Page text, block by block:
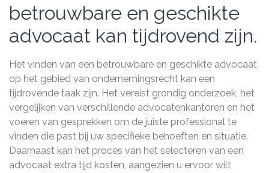
betrouwbare en geschikte
advocaat kan tijdrovend zijn.
Het vinden van een betrouwbare en geschikte advocaat
op het gebied van ondernemingsrecht kan een
tijdrovende taak zijn. Het vereist grondig onderzoek, het
vergelijken van verschillende advocatenkantoren en het
voeren van gesprekken om de juiste professional te
vinden die past bij uw specifieke behoeften en situatie.
Daarnaast kan het proces van het selecteren van een
advocaat extra tijd kosten, aangezien u ervoor wilt